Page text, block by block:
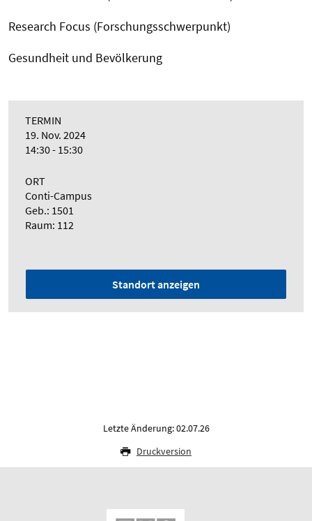
Research Focus (Forschungsschwerpunkt)
Gesundheit und Bevölkerung
TERMIN
19. Nov. 2024
14:30 - 15:30
ORT
Conti-Campus
Geb.: 1501
Raum: 112
Standort anzeigen
Letzte Änderung: 02.07.26
Druckversion